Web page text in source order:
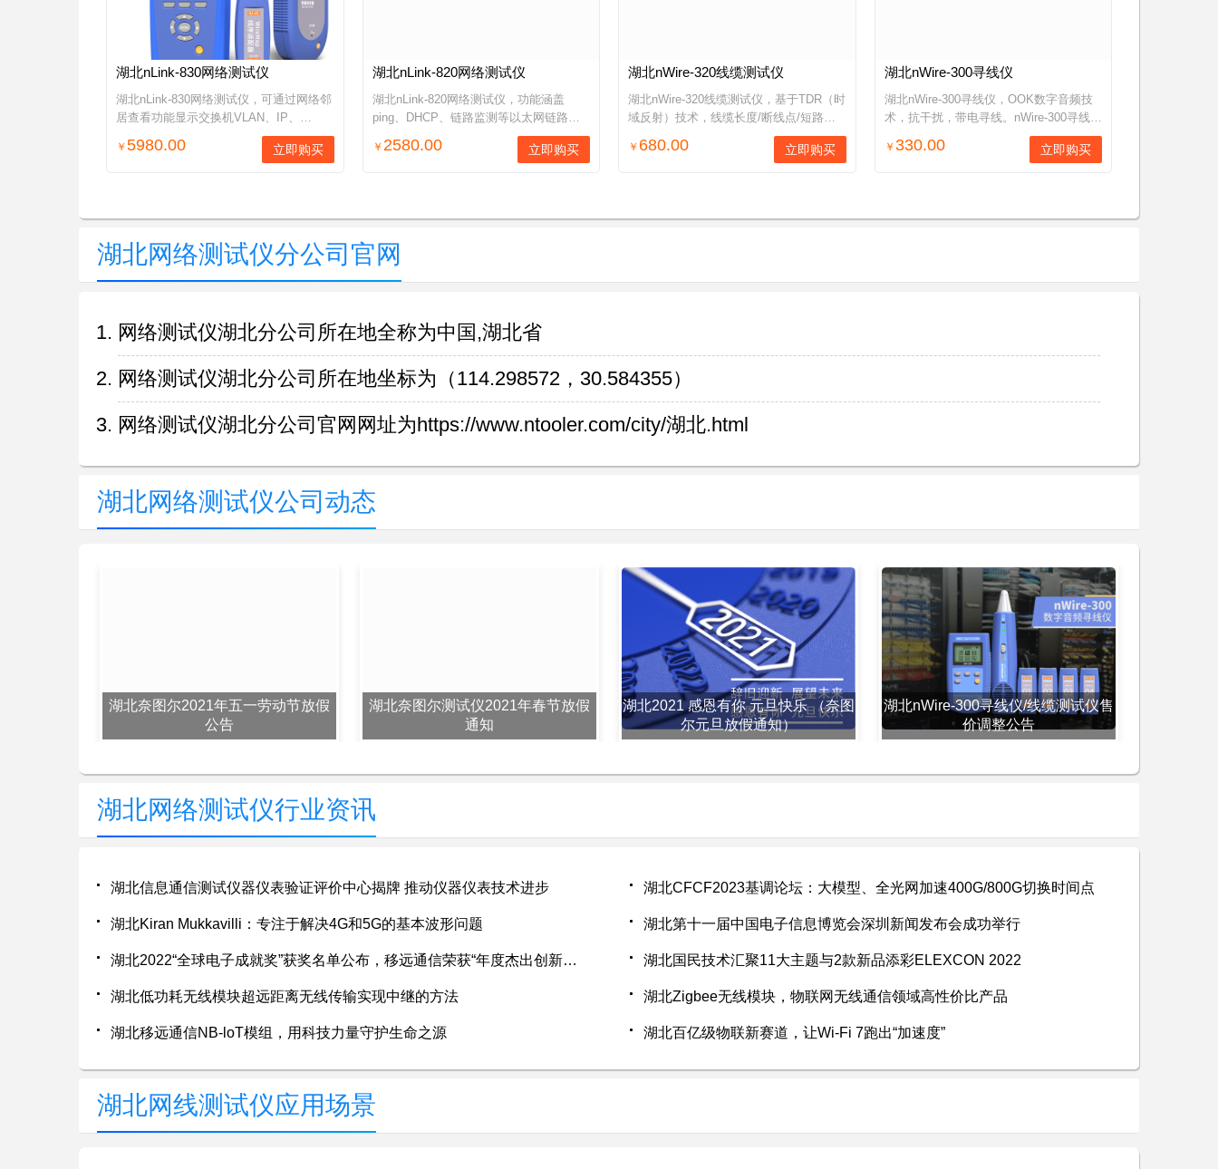
湖北nLink-830网络测试仪
湖北nLink-830网络测试仪，可通过网络邻
居查看功能显示交换机VLAN、IP、
MAC、端口、固件版本等信息，TDR技术
测试双绞线长度/短路点/断线点位置、双
￥ 5980.00 立即购买
湖北nLink-820网络测试仪
湖北nLink-820网络测试仪，功能涵盖
ping、DHCP、链路监测等以太网链路连
通测试、网络线缆测试、PoE供电测试、
抗干扰ook数字音频寻线等，按需保存网
￥ 2580.00 立即购买
湖北nWire-320线缆测试仪
湖北nWire-320线缆测试仪，基于TDR（时
域反射）技术，线缆长度/断线点/短路点
等位置测试精度0.1米（分辨率），测试线
缆类型包括：双绞线、电话线、同轴线
￥ 680.00 立即购买
湖北nWire-300寻线仪
湖北nWire-300寻线仪，OOK数字音频技
术，抗干扰，带电寻线。nWire-300寻线
仪/线缆测试仪，帮助网络工程人员迅速排
查以太网双绞线、电话线、同轴线等线缆
￥ 330.00 立即购买
湖北网络测试仪分公司官网
网络测试仪湖北分公司所在地全称为中国,湖北省
网络测试仪湖北分公司所在地坐标为（114.298572，30.584355）
网络测试仪湖北分公司官网网址为https://www.ntooler.com/city/湖北.html
湖北网络测试仪公司动态
湖北奈图尔2021年五一劳动节放假
公告
湖北奈图尔测试仪2021年春节放假
通知
湖北2021 感恩有你 元旦快乐 （奈图
尔元旦放假通知）
湖北nWire-300寻线仪/线缆测试仪售
价调整公告
湖北网络测试仪行业资讯
湖北信息通信测试仪器仪表验证评价中心揭牌 推动仪器仪表技术进步 湖北CFCF2023基调论坛：大模型、全光网加速400G/800G切换时间点
湖北Kiran Mukkavilli：专注于解决4G和5G的基本波形问题 湖北第十一届中国电子信息博览会深圳新闻发布会成功举行
湖北2022“全球电子成就奖”获奖名单公布，移远通信荣获“年度杰出创新企业”奖 湖北国民技术汇聚11大主题与2款新品添彩ELEXCON 2022
湖北低功耗无线模块超远距离无线传输实现中继的方法 湖北Zigbee无线模块，物联网无线通信领域高性价比产品
湖北移远通信NB-loT模组，用科技力量守护生命之源 湖北百亿级物联新赛道，让Wi-Fi 7跑出“加速度”
湖北网线测试仪应用场景